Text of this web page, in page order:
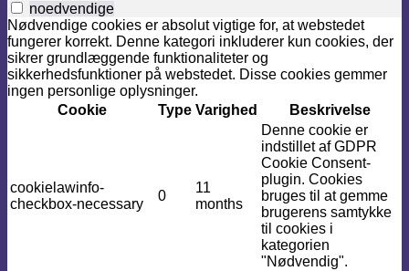
noedvendige
Nødvendige cookies er absolut vigtige for, at webstedet
fungerer korrekt. Denne kategori inkluderer kun cookies, der
sikrer grundlæggende funktionaliteter og
sikkerhedsfunktioner på webstedet. Disse cookies gemmer
ingen personlige oplysninger.
Cookie
Type Varighed Beskrivelse
cookielawinfo-
checkbox-necessary
0
11
months
Denne cookie er
indstillet af GDPR
Cookie Consent-
plugin. Cookies
bruges til at gemme
brugerens samtykke
til cookies i
kategorien
"Nødvendig".